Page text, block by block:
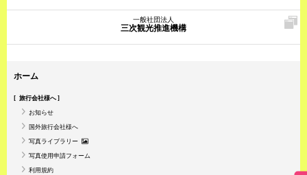
一般社団法人
三次観光推進機構
ホーム
旅行会社様へ
お知らせ
国外旅行会社様へ
写真ライブラリー
写真使用申請フォーム
利用規約